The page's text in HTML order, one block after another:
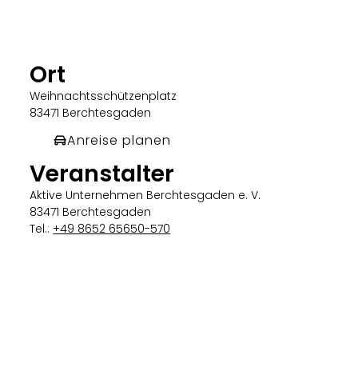
Ort
Weihnachtsschützenplatz
83471 Berchtesgaden
Anreise planen
Veranstalter
Aktive Unternehmen Berchtesgaden e. V.
83471 Berchtesgaden
Tel.:+49 8652 65650-570